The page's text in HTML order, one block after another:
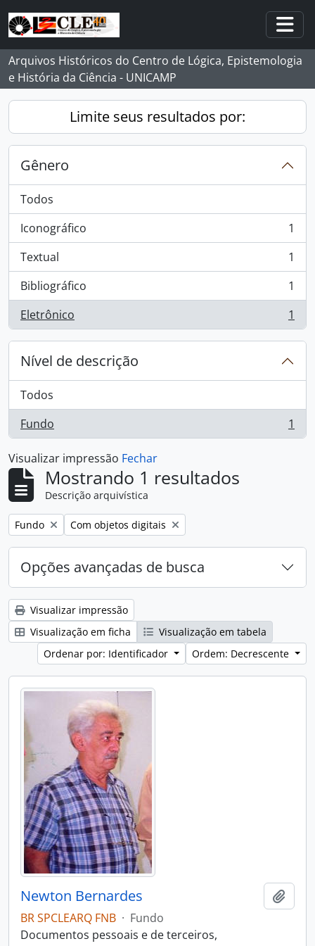
Skip to main content
Arquivos Históricos do Centro de Lógica, Epistemologia
e História da Ciência - UNICAMP
Limite seus resultados por:
Gênero
Todos
Iconográfico
, 1 resultados
1
Textual
, 1 resultados
1
Bibliográfico
, 1 resultados
1
Eletrônico
, 1 resultados 1
Nível de descrição
Todos
Fundo
, 1 resultados 1
Visualizar impressão Fechar
Mostrando 1 resultados
Descrição arquivística
Remover filtro:
Fundo Remover filtro:
Com objetos digitais
Opções avançadas de busca
Visualizar impressão
Visualização em ficha
Visualização em tabela
Ordenar por: Identificador
Ordem: Decrescente
Newton Bernardes
BR SPCLEARQ FNB · Fundo
Documentos pessoais e de terceiros,